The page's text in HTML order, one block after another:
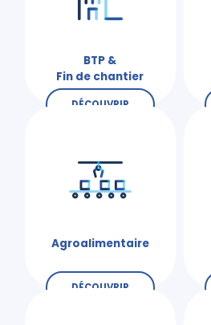
BTP &
Fin de chantier
DÉCOUVRIR
Agroalimentaire
DÉCOUVRIR